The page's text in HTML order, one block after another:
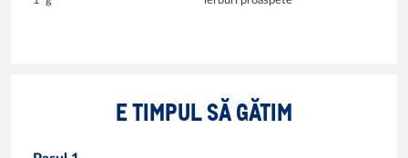
E TIMPUL SĂ GĂTIM